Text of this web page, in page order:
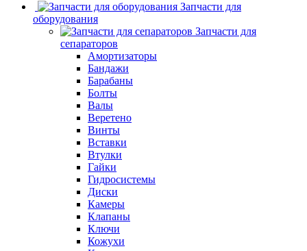
Запчасти для
оборудования
Запчасти для
сепараторов
Амортизаторы
Бандажи
Барабаны
Болты
Валы
Веретено
Винты
Вставки
Втулки
Гайки
Гидросистемы
Диски
Камеры
Клапаны
Ключи
Кожухи